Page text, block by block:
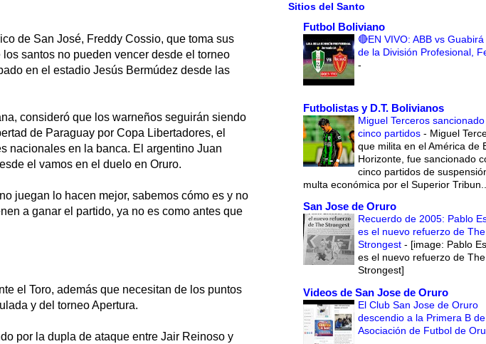
de San José, Freddy Cossio, que toma sus
santos no pueden vencer desde el torneo
en el estadio Jesús Bermúdez desde las
consideró que los warneños seguirán siendo
de Paraguay por Copa Libertadores, el
nacionales en la banca. El argentino Juan
el vamos en el duelo en Oruro.
juegan lo hacen mejor, sabemos cómo es y no
a ganar el partido, ya no es como antes que
el Toro, además que necesitan de los puntos
y del torneo Apertura.
por la dupla de ataque entre Jair Reinoso y
Sitios del Santo
Futbol Boliviano
🔴EN VIVO: ABB vs
de la División Profesional,
-
Futbolistas y D.T. Bolivianos
Miguel Terceros
cinco partidos - Miguel
que milita en el América de
Horizonte, fue sancionado
cinco partidos de
multa económica por el Superior
San Jose de Oruro
Recuerdo de 2005: Pablo
es el nuevo refuerzo de The
Strongest - [image: Pablo
es el nuevo refuerzo de The
Strongest]
Videos de San Jose de Oruro
El Club San Jose de Oruro
descendio a la Primera B
Asociación de Futbol de